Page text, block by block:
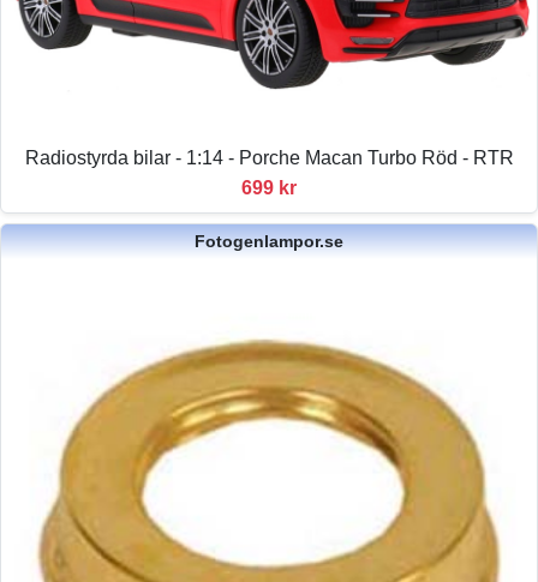
Radiostyrda bilar - 1:14 - Porche Macan Turbo Röd - RTR
699 kr
Fotogenlampor.se